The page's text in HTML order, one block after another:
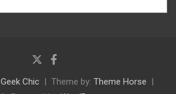
Geek Chic Theme by: Theme Horse